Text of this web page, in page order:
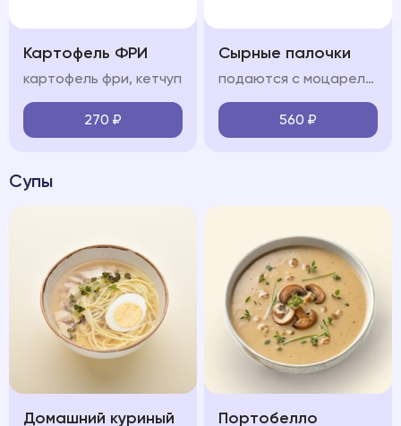
Картофель ФРИ
картофель фри, кетчуп
270 ₽
Сырные палочки
подаются с моцареллой и соусом сладкий чили
560 ₽
Супы
Домашний куриный Портобелло